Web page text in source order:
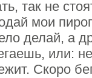
так не
мои
делай, а
или:
Скоро